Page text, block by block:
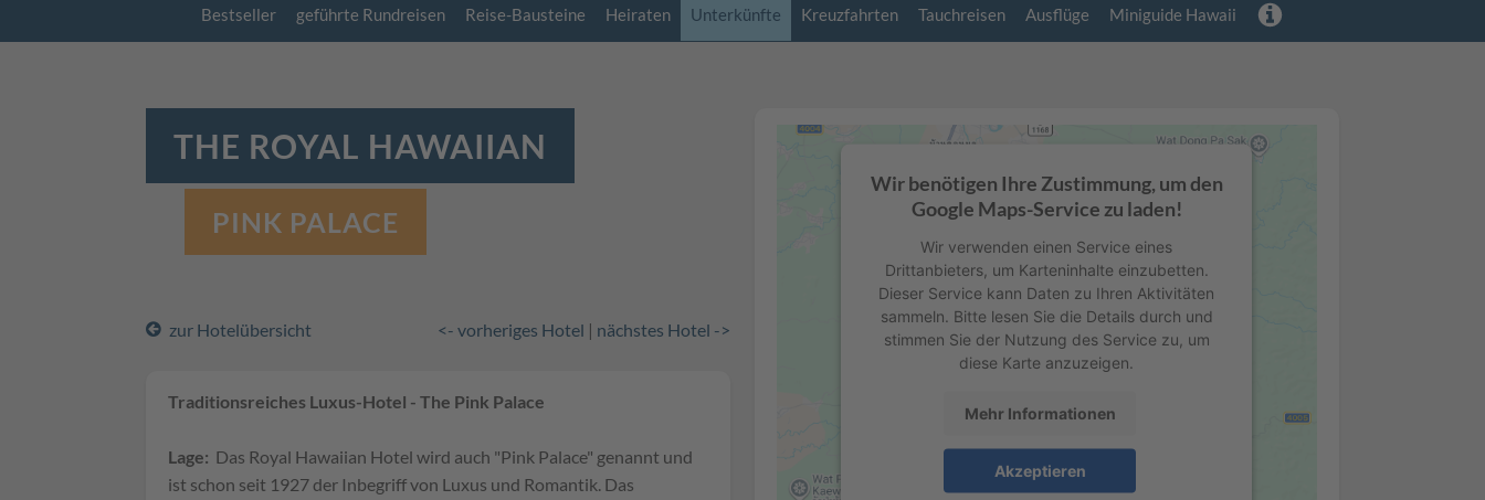
Bestseller geführte Rundreisen Reise-Bausteine Heiraten Unterkünfte Kreuzfahrten Tauchreisen Ausflüge Miniguide Hawaii
THE ROYAL HAWAIIAN
PINK PALACE
zur Hotelübersicht <- vorheriges Hotel | nächstes Hotel ->
Traditionsreiches Luxus-Hotel - The Pink Palace
Lage: Das Royal Hawaiian Hotel wird auch "Pink Palace" genannt und
ist schon seit 1927 der Inbegriff von Luxus und Romantik. Das
Wir benötigen Ihre Zustimmung, um den
Google Maps-Service zu laden!
Wir verwenden einen Service eines
Drittanbieters, um Karteninhalte einzubetten.
Dieser Service kann Daten zu Ihren Aktivitäten
sammeln. Bitte lesen Sie die Details durch und
stimmen Sie der Nutzung des Service zu, um
diese Karte anzuzeigen.
Mehr Informationen
Akzeptieren